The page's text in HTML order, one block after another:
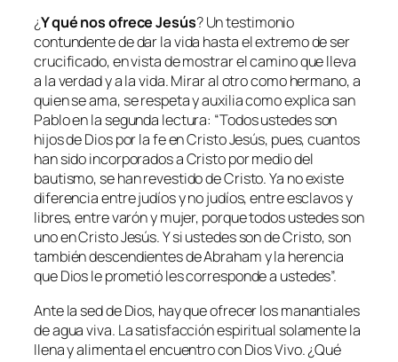
¿Y qué nos ofrece Jesús? Un testimonio
contundente de dar la vida hasta el extremo de ser
crucificado, en vista de mostrar el camino que lleva
a la verdad y a la vida. Mirar al otro como hermano, a
quien se ama, se respeta y auxilia como explica san
Pablo en la segunda lectura: “Todos ustedes son
hijos de Dios por la fe en Cristo Jesús, pues, cuantos
han sido incorporados a Cristo por medio del
bautismo, se han revestido de Cristo. Ya no existe
diferencia entre judíos y no judíos, entre esclavos y
libres, entre varón y mujer, porque todos ustedes son
uno en Cristo Jesús. Y si ustedes son de Cristo, son
también descendientes de Abraham y la herencia
que Dios le prometió les corresponde a ustedes”.
Ante la sed de Dios, hay que ofrecer los manantiales
de agua viva. La satisfacción espiritual solamente la
llena y alimenta el encuentro con Dios Vivo. ¿Qué